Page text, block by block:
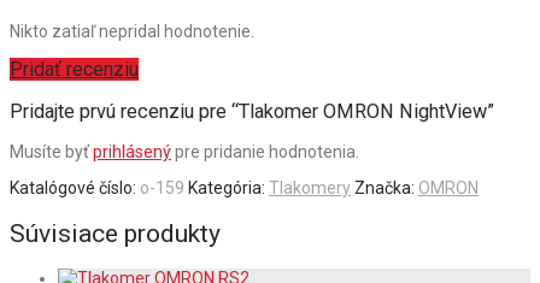
Nikto zatiaľ nepridal hodnotenie.
Pridať recenziu
Pridajte prvú recenziu pre “Tlakomer OMRON NightView”
Musíte byťprihlásenýpre pridanie hodnotenia.
Katalógové číslo: o-159 Kategória: Tlakomery Značka: OMRON
Súvisiace produkty